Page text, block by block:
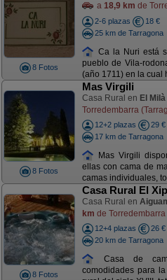
8 Fotos
a 18,9 km de
2-6 plazas
18 €
25 km de Tarragona
Ca la Nuri está
pueblo de Vila-
(año 1711) en la cual
8 Fotos
Mas Virgili
Casa Rural en El Milà
Torredembarra
12+2 plazas
29 €
17 km de Tarragona
Mas Virgili
ellas con cama de
camas individuales,
8 Fotos
Casa Rural El
Casa Rural en
km de
12+4 plazas
26 €
20 km de Tarragona
Casa de
comodidades para